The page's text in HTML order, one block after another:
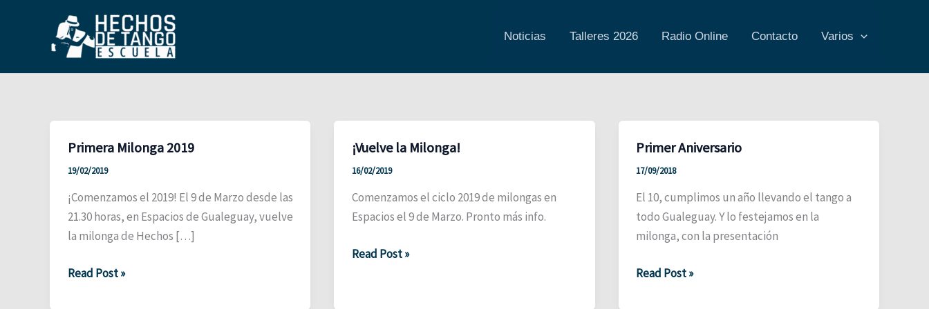
Noticias Talleres 2026 Radio Online Contacto Varios
Primera Milonga 2019
19/02/2019
¡Comenzamos el 2019! El 9 de Marzo desde las
21.30 horas, en Espacios de Gualeguay, vuelve
la milonga de Hechos […]
Primera
Read Post »
¡Vuelve la Milonga!
16/02/2019
Comenzamos el ciclo 2019 de milongas en
Espacios el 9 de Marzo. Pronto más info.
¡Vuelve
Read Post »
Primer Aniversario
17/09/2018
El 10, cumplimos un año llevando el tango a
todo Gualeguay. Y lo festejamos en la
milonga, con la presentación
Primer
Read Post »